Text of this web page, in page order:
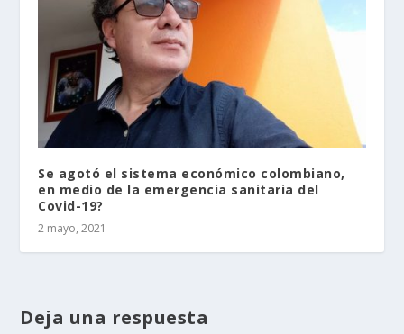
Se agotó el sistema económico colombiano,
en medio de la emergencia sanitaria del
Covid-19?
2 mayo, 2021
Deja una respuesta